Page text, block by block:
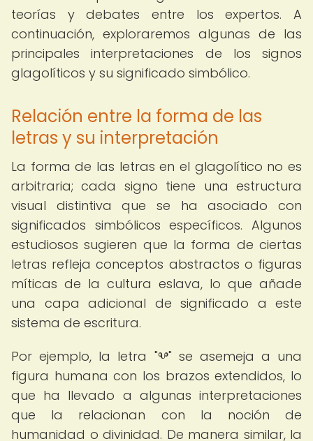
teorías y debates entre los expertos. A
continuación, exploraremos algunas de las
principales interpretaciones de los signos
glagolíticos y su significado simbólico.
Relación entre la forma de las
letras y su interpretación
La forma de las letras en el glagolítico no es
arbitraria; cada signo tiene una estructura
visual distintiva que se ha asociado con
significados simbólicos específicos. Algunos
estudiosos sugieren que la forma de ciertas
letras refleja conceptos abstractos o figuras
míticas de la cultura eslava, lo que añade
una capa adicional de significado a este
sistema de escritura.
Por ejemplo, la letra "Ⰲ" se asemeja a una
figura humana con los brazos extendidos, lo
que ha llevado a algunas interpretaciones
que la relacionan con la noción de
humanidad o divinidad. De manera similar, la